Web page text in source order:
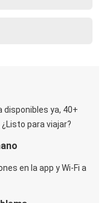
ya, 40+
para viajar?
en la app y Wi-Fi a